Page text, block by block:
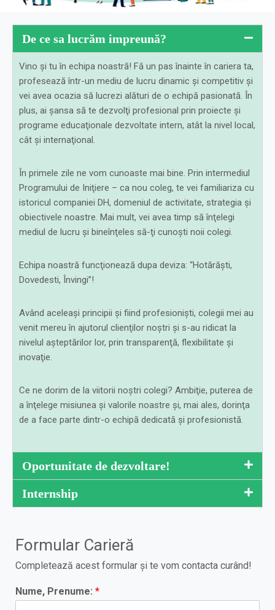
De ce sa lucrăm impreună?
Vino şi tu în echipa noastră! Fă un pas înainte în cariera ta,
profesează într-un mediu de lucru dinamic şi competitiv şi
vei avea ocazia să lucrezi alături de o echipă pasionată. În
plus, ai şansa să te dezvolţi profesional prin proiecte şi
programe educaţionale dezvoltate intern, atât la nivel local,
cât şi internaţional.
În primele zile ne vom cunoaste mai bine. Prin intermediul
Programului de Iniţiere – ca nou coleg, te vei familiariza cu
istoricul companiei DH, domeniul de activitate, strategia şi
obiectivele noastre. Mai mult, vei avea timp să înţelegi
mediul de lucru şi bineînţeles să-ţi cunoşti noii colegi.
Echipa noastră funcţionează dupa deviza: “Hotărăşti,
Dovedesti, Învingi”!
Având aceleaşi principii şi fiind profesionişti, colegii mei au
venit mereu în ajutorul clienţilor noştri şi s-au ridicat la
nivelul aşteptărilor lor, prin transparenţă, flexibilitate şi
inovaţie.
Ce ne dorim de la viitorii noştri colegi? Ambiţie, puterea de
a înţelege misiunea şi valorile noastre şi, mai ales, dorinţa
de a face parte dintr-o echipă dedicată şi profesionistă.
Oportunitate de dezvoltare!
Internship
Formular Carieră
Completează acest formular și te vom contacta curând!
Nume, Prenume: *